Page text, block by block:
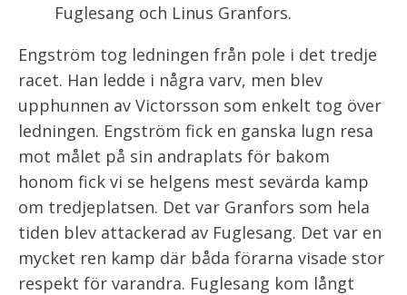
Fuglesang och Linus Granfors.
Engström tog ledningen från pole i det tredje
racet. Han ledde i några varv, men blev
upphunnen av Victorsson som enkelt tog över
ledningen. Engström fick en ganska lugn resa
mot målet på sin andraplats för bakom
honom fick vi se helgens mest sevärda kamp
om tredjeplatsen. Det var Granfors som hela
tiden blev attackerad av Fuglesang. Det var en
mycket ren kamp där båda förarna visade stor
respekt för varandra. Fuglesang kom långt